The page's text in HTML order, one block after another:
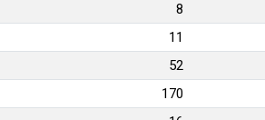
8
11
52
170